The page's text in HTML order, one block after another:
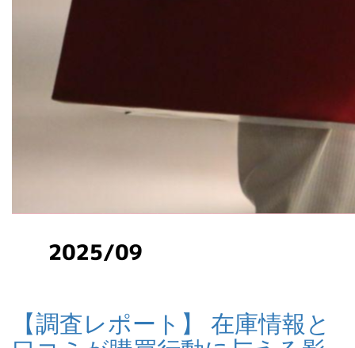
【調査レポート】 在庫情報と